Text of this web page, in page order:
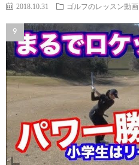
2018.10.31 ゴルフのレッスン動画